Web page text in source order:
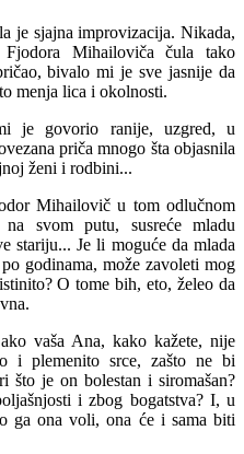
je sjajna improvizacija. Nikada,
Mihailoviča čula tako
bivalo mi je sve jasnije da
menja lica i okolnosti.
je govorio ranije, uzgred, u
priča mnogo šta objasnila
ženi i rodbini...
Mihailovič u tom odlučnom
svom putu, susreće mladu
stariju... Je li moguće da mlada
godinama, može zavoleti mog
O tome bih, eto, želeo da
vaša Ana, kako kažete, nije
i plemenito srce, zašto ne bi
što je on bolestan i siromašan?
i zbog bogatstva? I, u
ga ona voli, ona će i sama biti